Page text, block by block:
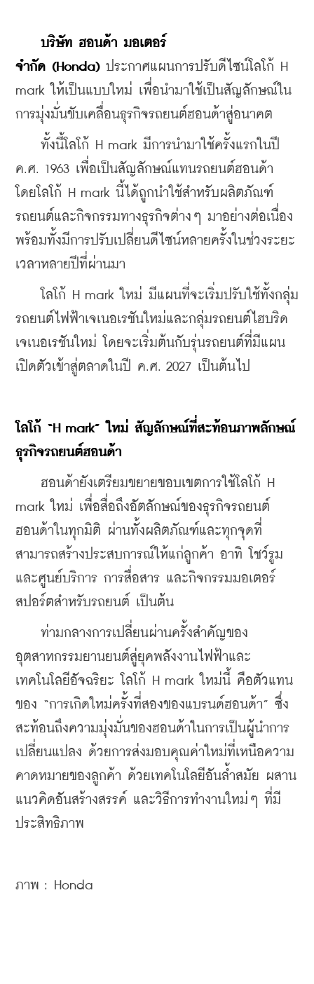
บริษัท ฮอนด้า มอเตอร์
จำกัด (Honda) ประกาศแผนการปรับดีไซน์โลโก้ H
mark ให้เป็นแบบใหม่ เพื่อนำมาใช้เป็นสัญลักษณ์ใน
การมุ่งมั่นขับเคลื่อนธุรกิจรถยนต์ฮอนด้าสู่อนาคต
ทั้งนี้โลโก้ H mark มีการนำมาใช้ครั้งแรกในปี
ค.ศ. 1963 เพื่อเป็นสัญลักษณ์แทนรถยนต์ฮอนด้า
โดยโลโก้ H mark นี้ได้ถูกนำใช้สำหรับผลิตภัณฑ์
รถยนต์และกิจกรรมทางธุรกิจต่างๆ มาอย่างต่อเนื่อง
พร้อมทั้งมีการปรับเปลี่ยนดีไซน์หลายครั้งในช่วงระยะ
เวลาหลายปีที่ผ่านมา
โลโก้ H mark ใหม่ มีแผนที่จะเริ่มปรับใช้ทั้งกลุ่ม
รถยนต์ไฟฟ้าเจเนอเรชันใหม่และกลุ่มรถยนต์ไฮบริด
เจเนอเรชันใหม่ โดยจะเริ่มต้นกับรุ่นรถยนต์ที่มีแผน
เปิดตัวเข้าสู่ตลาดในปี ค.ศ. 2027 เป็นต้นไป
โลโก้ “H mark” ใหม่ สัญลักษณ์ที่สะท้อนภาพลักษณ์
ธุรกิจรถยนต์ฮอนด้า
ฮอนด้ายังเตรียมขยายขอบเขตการใช้โลโก้ H
mark ใหม่ เพื่อสื่อถึงอัตลักษณ์ของธุรกิจรถยนต์
ฮอนด้าในทุกมิติ ผ่านทั้งผลิตภัณฑ์และทุกจุดที่
สามารถสร้างประสบการณ์ให้แก่ลูกค้า อาทิ โชว์รูม
และศูนย์บริการ การสื่อสาร และกิจกรรมมอเตอร์
สปอร์ตสำหรับรถยนต์ เป็นต้น
ท่ามกลางการเปลี่ยนผ่านครั้งสำคัญของ
อุตสาหกรรมยานยนต์สู่ยุคพลังงานไฟฟ้าและ
เทคโนโลยีอัจฉริยะ โลโก้ H mark ใหม่นี้ คือตัวแทน
ของ “การเกิดใหม่ครั้งที่สองของแบรนด์ฮอนด้า” ซึ่ง
สะท้อนถึงความมุ่งมั่นของฮอนด้าในการเป็นผู้นำการ
เปลี่ยนแปลง ด้วยการส่งมอบคุณค่าใหม่ที่เหนือความ
คาดหมายของลูกค้า ด้วยเทคโนโลยีอันล้ำสมัย ผสาน
แนวคิดอันสร้างสรรค์ และวิธีการทำงานใหม่ๆ ที่มี
ประสิทธิภาพ
ภาพ : Honda